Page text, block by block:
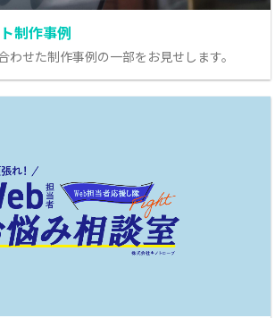
制作事例
わせた制作事例の一部をお見せします。